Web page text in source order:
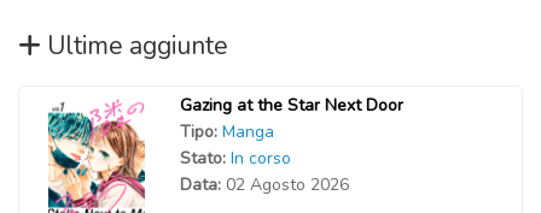
Ultime aggiunte
Gazing at the Star Next Door
Tipo: Manga
Stato: In corso
Data: 02 Agosto 2026